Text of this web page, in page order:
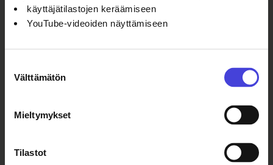
käyttäjätilastojen keräämiseen
YouTube-videoiden näyttämiseen
valinta
Välttämätön
Mieltymykset
Tilastot
Tyrnävän kunta - Perunagalleria
Meijerikatu, 91800 Tyrnävä